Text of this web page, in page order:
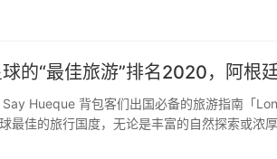
的“最佳旅游”排名2020，阿根
的旅游指南「Lonely Planet孤独星球」，每年都会
最佳的旅行国度，无论是丰富的自然探索或浓